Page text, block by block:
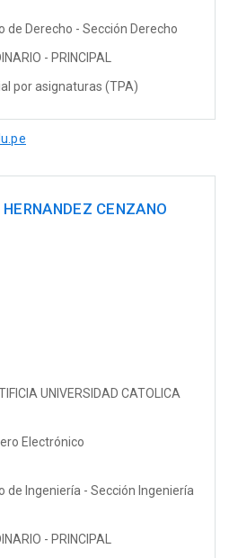
Derecho - Sección Derecho
- PRINCIPAL
por asignaturas (TPA)
CENZANO
UNIVERSIDAD CATOLICA
Electrónico
Ingeniería - Sección Ingeniería
- PRINCIPAL